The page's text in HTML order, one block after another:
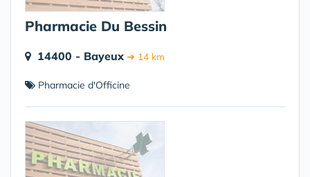
Pharmacie Du Bessin
14400 - Bayeux ➔ 14 km
Pharmacie d'Officine